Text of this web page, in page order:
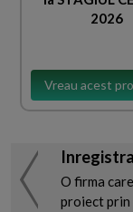
2026
Vreau acest
O firma
proiect